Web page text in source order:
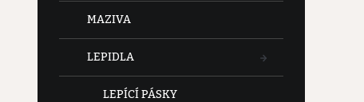
MAZIVA
LEPIDLA
LEPÍCÍ PÁSKY